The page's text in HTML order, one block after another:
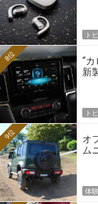
ト
“
新
8位
ト
オ
ム
9位
体